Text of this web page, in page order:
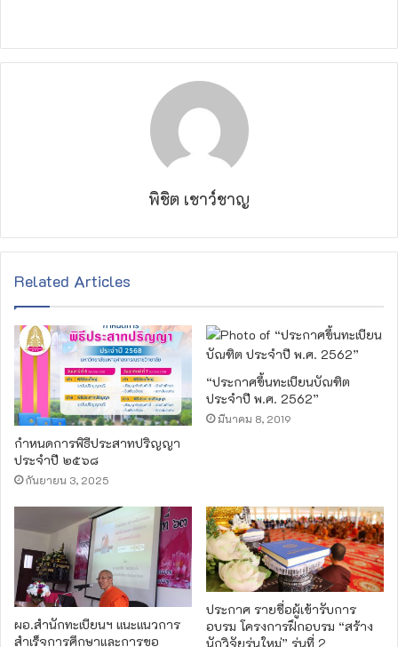
พิชิต เชาว์ชาญ
Related Articles
กำหนดการพิธีประสาทปริญญา
ประจำปี ๒๕๖๘
กันยายน 3, 2025
“ประกาศขึ้นทะเบียนบัณฑิต
ประจำปี พ.ศ. 2562”
มีนาคม 8, 2019
ผอ.สำนักทะเบียนฯ แนะแนวการ
สำเร็จการศึกษาและการขอ
ประกาศ รายชื่อผู้เข้ารับการ
อบรม โครงการฝึกอบรม “สร้าง
นักวิจัยรุ่นใหม่” รุ่นที่ 2